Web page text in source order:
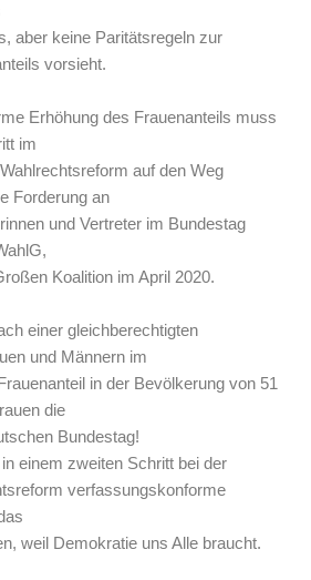
aber keine Paritätsregeln zur
vorsieht.
Erhöhung des Frauenanteils muss
im
auf den Weg
Forderung an
und Vertreter im Bundestag
Koalition im April 2020.
einer gleichberechtigten
und Männern im
in der Bevölkerung von 51
die
Bundestag!
einem zweiten Schritt bei der
verfassungskonforme
weil Demokratie uns Alle braucht.